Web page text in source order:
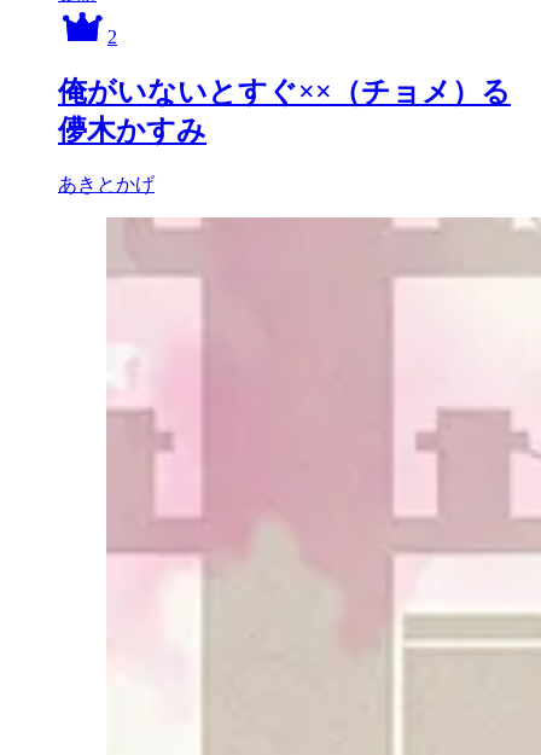
2
俺がいないとすぐ××（チョメ）る
儚木かすみ
あきとかげ